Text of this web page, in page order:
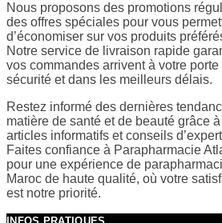
Nous proposons des promotions
des offres spéciales pour vous
d’économiser sur vos produits
Notre service de livraison rapide
vos commandes arrivent à votre porte
sécurité et dans les meilleurs délais.
Restez informé des dernières
matière de santé et de beauté grâce
articles informatifs et conseils
Faites confiance à Parapharmacie
pour une expérience de
Maroc de haute qualité, où votre
est notre priorité.